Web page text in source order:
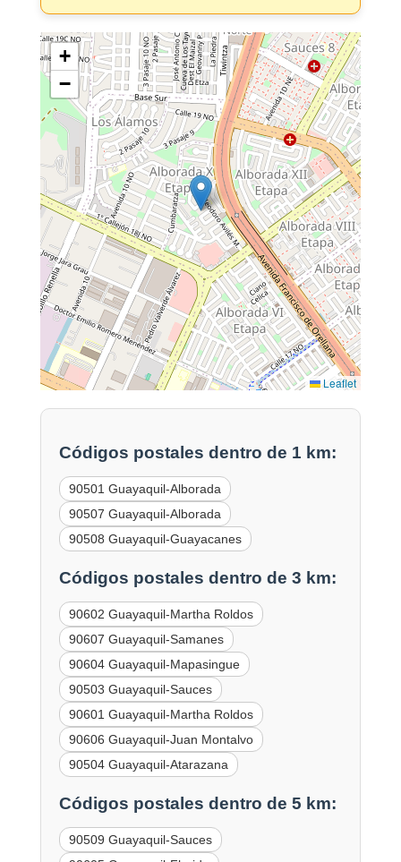
+
−
Leaflet
Códigos postales dentro de 1 km:
90501 Guayaquil-Alborada
90507 Guayaquil-Alborada
90508 Guayaquil-Guayacanes
Códigos postales dentro de 3 km:
90602 Guayaquil-Martha Roldos
90607 Guayaquil-Samanes
90604 Guayaquil-Mapasingue
90503 Guayaquil-Sauces
90601 Guayaquil-Martha Roldos
90606 Guayaquil-Juan Montalvo
90504 Guayaquil-Atarazana
Códigos postales dentro de 5 km:
90509 Guayaquil-Sauces